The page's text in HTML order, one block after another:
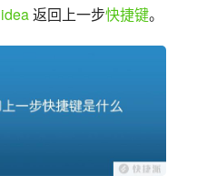
idea 返回上一步快捷键。